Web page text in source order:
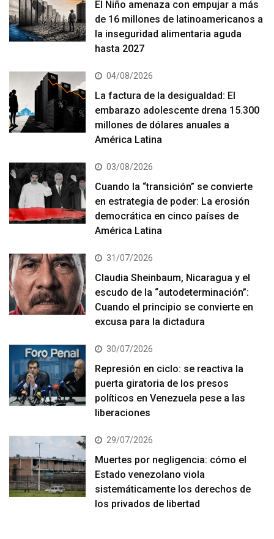
El Niño amenaza con empujar a más
de 16 millones de latinoamericanos a
la inseguridad alimentaria aguda
hasta 2027
04/08/2026
La factura de la desigualdad: El
embarazo adolescente drena 15.300
millones de dólares anuales a
América Latina
03/08/2026
Cuando la “transición” se convierte
en estrategia de poder: La erosión
democrática en cinco países de
América Latina
31/07/2026
Claudia Sheinbaum, Nicaragua y el
escudo de la “autodeterminación”:
Cuando el principio se convierte en
excusa para la dictadura
30/07/2026
Represión en ciclo: se reactiva la
puerta giratoria de los presos
políticos en Venezuela pese a las
liberaciones
29/07/2026
Muertes por negligencia: cómo el
Estado venezolano viola
sistemáticamente los derechos de
los privados de libertad